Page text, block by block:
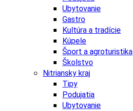
Ubytovanie
Gastro
Kultúra a tradície
Kúpele
Šport a agroturistika
Školstvo
Nitriansky kraj
Tipy
Podujatia
Ubytovanie